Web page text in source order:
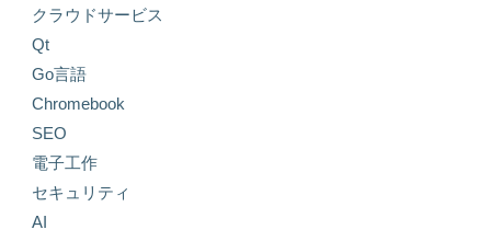
クラウドサービス
Qt
Go言語
Chromebook
SEO
電子工作
セキュリティ
AI